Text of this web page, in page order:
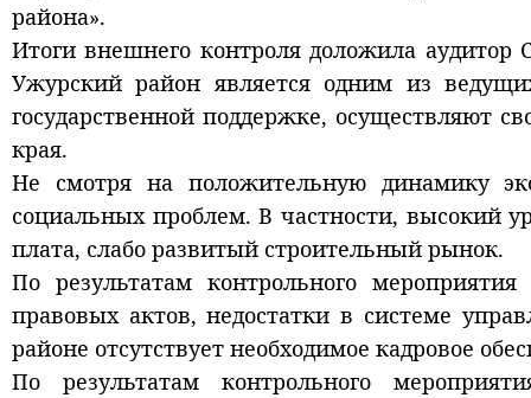
района».
Итоги внешнего контроля доложила аудитор
Ужурский район является одним из
государственной поддержке, осуществляют
края.
Не смотря на положительную динамику
социальных проблем. В частности, высокий
плата, слабо развитый строительный рынок.
По результатам контрольного
правовых актов, недостатки в системе
районе отсутствует необходимое кадровое
По результатам контрольного